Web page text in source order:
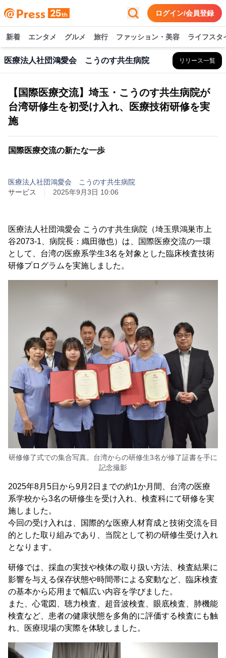
ログイン/会員登録
新着 エンタメ グルメ 旅行 ファッション・美容 ライフスタ
医療法人社団鴻愛会 こうのす共生病院 リリース一覧
【国際医療交流】埼玉・こうのす共生病院が
台湾研修生を初受け入れ、医療技術研修を実
施
国際医療交流の新たな一歩
医療法人社団鴻愛会 こうのす共生病院
サービス
2025年9月3日 10:06
医療法人社団鴻愛会 こうのす共生病院（埼玉県鴻巣市上
谷2073-1、病院長：織田徹也）は、国際医療交流の一環
として、台湾の医療系学生3名を対象とした臨床検査技術
研修プログラムを実施しました。
研修修了式での集合写真。台湾からの研修生3名が修了証書を手に
記念撮影
2025年8月5日から9月2日までの約1か月間、台湾の医療
系学校から3名の研修生を受け入れ、検査科にて研修を実
施しました。
今回の受け入れは、国際的な医療人材育成と技術交流を目
的とした取り組みであり、当院として初の研修生受け入れ
となります。
研修では、採血の実技や検体の取り扱い方法、検査結果に
影響を与える保存状態や時間帯による変動など、臨床検査
の基本から応用まで幅広い内容を学びました。
また、心電図、聴力検査、超音波検査、眼底検査、肺機能
検査など、患者の健康状態を多角的に評価する検査にも触
れ、医療現場の実際を体験しました。